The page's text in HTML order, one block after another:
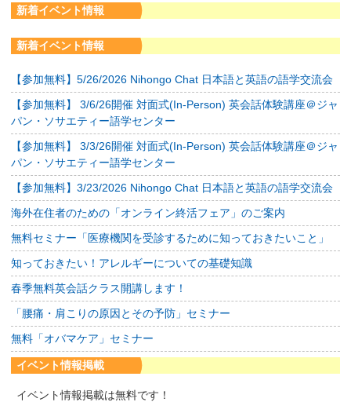
新着イベント情報
新着イベント情報
【参加無料】5/26/2026 Nihongo Chat 日本語と英語の語学交流会
【参加無料】 3/6/26開催 対面式(In-Person) 英会話体験講座＠ジャ
パン・ソサエティー語学センター
【参加無料】 3/3/26開催 対面式(In-Person) 英会話体験講座＠ジャ
パン・ソサエティー語学センター
【参加無料】3/23/2026 Nihongo Chat 日本語と英語の語学交流会
海外在住者のための「オンライン終活フェア」のご案内
無料セミナー「医療機関を受診するために知っておきたいこと」
知っておきたい！アレルギーについての基礎知識
春季無料英会話クラス開講します！
「腰痛・肩こりの原因とその予防」セミナー
無料「オバマケア」セミナー
イベント情報掲載
イベント情報掲載は無料です！